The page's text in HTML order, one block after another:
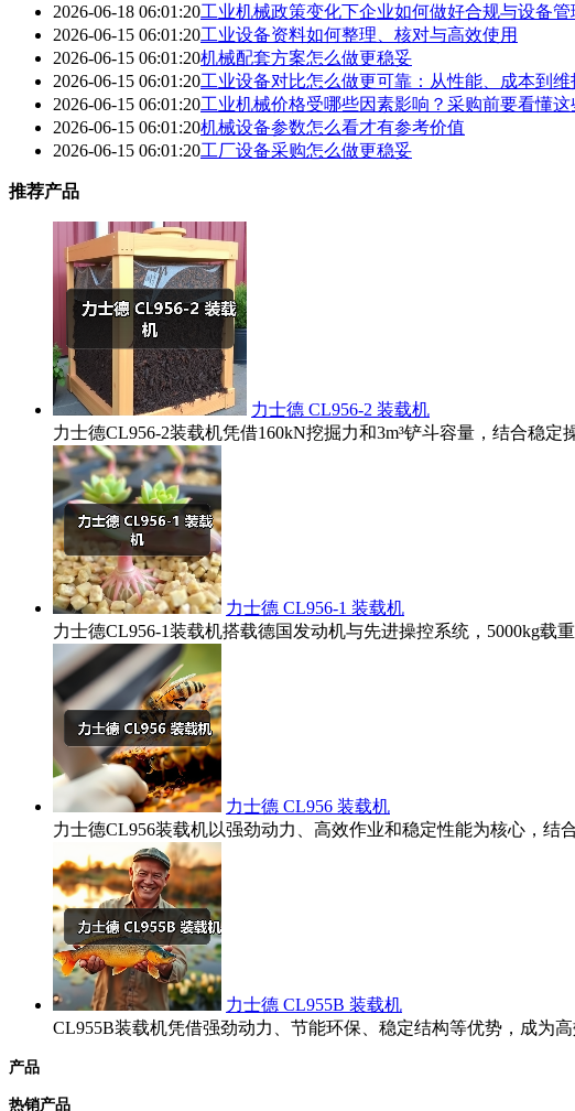
2026-06-18 06:01:20工业机械政策变化下企业如何做好合规与设备管
2026-06-15 06:01:20工业设备资料如何整理、核对与高效使用
2026-06-15 06:01:20机械配套方案怎么做更稳妥
2026-06-15 06:01:20工业设备对比怎么做更可靠：从性能、成本到
2026-06-15 06:01:20工业机械价格受哪些因素影响？采购前要看懂这
2026-06-15 06:01:20机械设备参数怎么看才有参考价值
2026-06-15 06:01:20工厂设备采购怎么做更稳妥
推荐产品
力士德 CL956-2 装载机
力士德CL956-2装载机凭借160kN挖掘力和3m³铲斗容量，结合稳
力士德 CL956-1 装载机
力士德CL956-1装载机搭载德国发动机与先进操控系统，5000kg载
力士德 CL956 装载机
力士德CL956装载机以强劲动力、高效作业和稳定性能为核心，结
力士德 CL955B 装载机
CL955B装载机凭借强劲动力、节能环保、稳定结构等优势，成为
产品
热销产品